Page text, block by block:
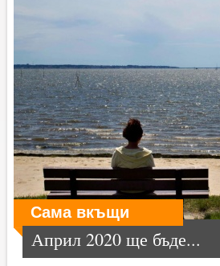
Сама вкъщи
Април 2020 ще бъде...